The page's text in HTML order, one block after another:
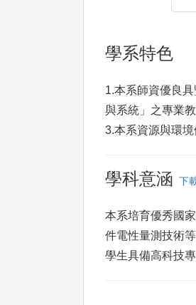
學系特色
1.本系師資優良
與系統」之專業
3.本系資源與環
學科意涵 下
本系培育優秀國
件電性量測技術
學生具備高科技專